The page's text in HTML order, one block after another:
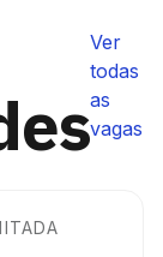
Ver
todas
as
vagas